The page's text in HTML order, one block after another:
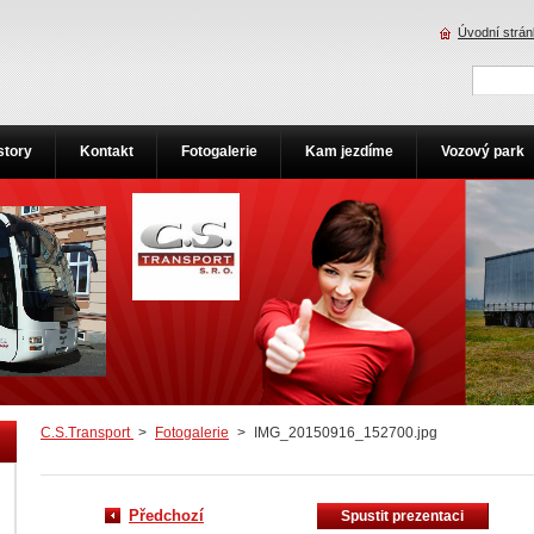
C.S.Transport > Fotogalerie > IMG_20150916_152700.jpg
Předchozí Spustit prezentaci
Kontakt Fotogalerie Kam jezdíme Vozový park
Úvodní